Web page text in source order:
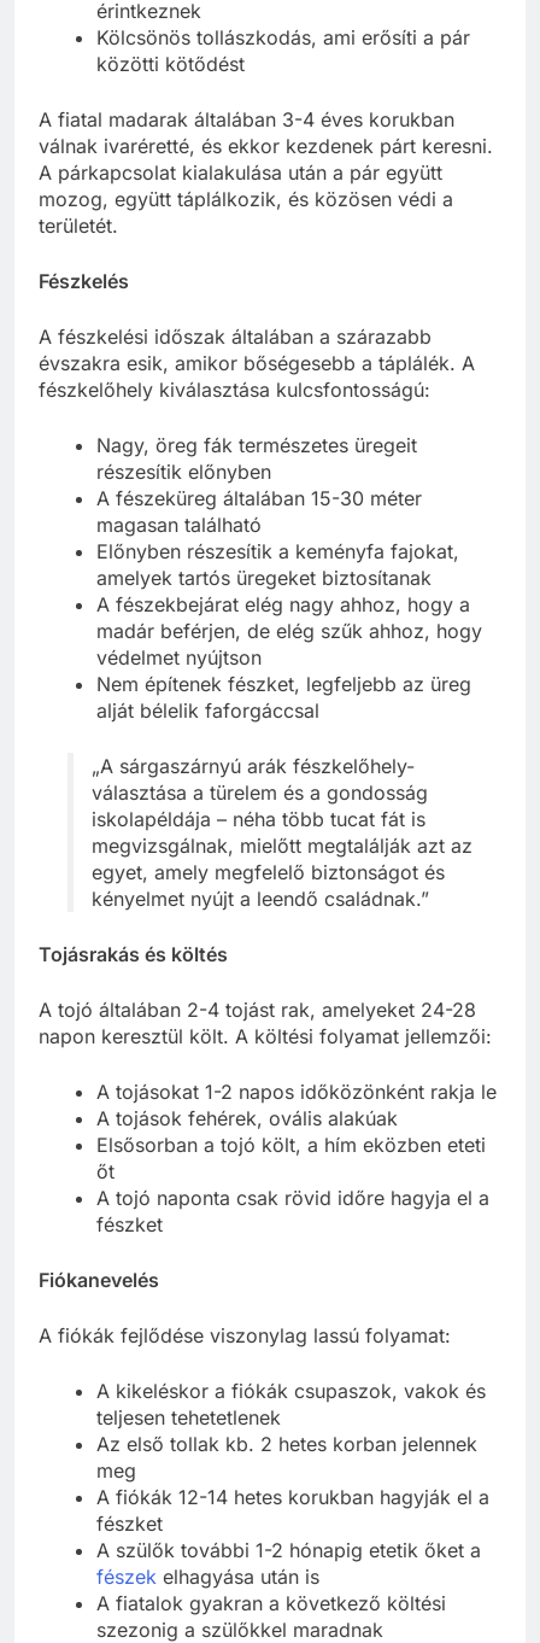
érintkeznek
Kölcsönös tollászkodás, ami erősíti a pár
közötti kötődést
A fiatal madarak általában 3-4 éves korukban
válnak ivaréretté, és ekkor kezdenek párt keresni.
A párkapcsolat kialakulása után a pár együtt
mozog, együtt táplálkozik, és közösen védi a
területét.
Fészkelés
A fészkelési időszak általában a szárazabb
évszakra esik, amikor bőségesebb a táplálék. A
fészkelőhely kiválasztása kulcsfontosságú:
Nagy, öreg fák természetes üregeit
részesítik előnyben
A fészeküreg általában 15-30 méter
magasan található
Előnyben részesítik a keményfa fajokat,
amelyek tartós üregeket biztosítanak
A fészekbejárat elég nagy ahhoz, hogy a
madár beférjen, de elég szűk ahhoz, hogy
védelmet nyújtson
Nem építenek fészket, legfeljebb az üreg
alját bélelik faforgáccsal
„A sárgaszárnyú arák fészkelőhely-
választása a türelem és a gondosság
iskolapéldája – néha több tucat fát is
megvizsgálnak, mielőtt megtalálják azt az
egyet, amely megfelelő biztonságot és
kényelmet nyújt a leendő családnak.”
Tojásrakás és költés
A tojó általában 2-4 tojást rak, amelyeket 24-28
napon keresztül költ. A költési folyamat jellemzői:
A tojásokat 1-2 napos időközönként rakja le
A tojások fehérek, ovális alakúak
Elsősorban a tojó költ, a hím eközben eteti
őt
A tojó naponta csak rövid időre hagyja el a
fészket
Fiókanevelés
A fiókák fejlődése viszonylag lassú folyamat:
A kikeléskor a fiókák csupaszok, vakok és
teljesen tehetetlenek
Az első tollak kb. 2 hetes korban jelennek
meg
A fiókák 12-14 hetes korukban hagyják el a
fészket
A szülők további 1-2 hónapig etetik őket a
fészek elhagyása után is
A fiatalok gyakran a következő költési
szezonig a szülőkkel maradnak